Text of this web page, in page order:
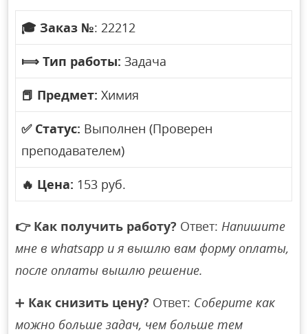
🎓 Заказ №: 22212
⟾ Тип работы: Задача
📕 Предмет: Химия
✅ Статус: Выполнен (Проверен
преподавателем)
🔥 Цена: 153 руб.
👉 Как получить работу? Ответ:Напишите
мне в whatsapp и я вышлю вам форму оплаты,
после оплаты вышлю решение.
➕ Как снизить цену? Ответ: Соберите как
можно больше задач, чем больше тем